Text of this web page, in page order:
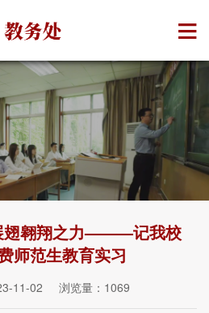
翅翱翔之力———记我校
师范生教育实习
11-02 浏览量： 1069